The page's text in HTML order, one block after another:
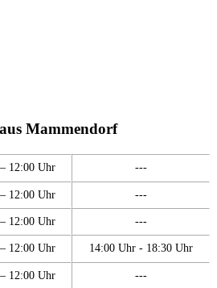
Mammendorf
12:00 Uhr ---
12:00 Uhr ---
12:00 Uhr ---
12:00 Uhr 14:00 Uhr - 18:30 Uhr
12:00 Uhr ---